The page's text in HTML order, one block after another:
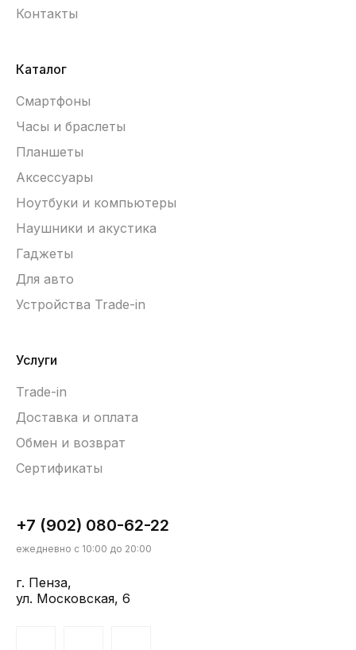
Контакты
Каталог
Смартфоны
Часы и браслеты
Планшеты
Аксессуары
Ноутбуки и компьютеры
Наушники и акустика
Гаджеты
Для авто
Устройства Trade-in
Услуги
Trade-in
Доставка и оплата
Обмен и возврат
Сертификаты
+7 (902) 080-62-22
ежедневно с 10:00 до 20:00
г. Пенза,
ул. Московская, 6